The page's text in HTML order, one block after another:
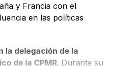
y Francia con el
en las políticas
la delegación de la
de la CPMR. Durante su